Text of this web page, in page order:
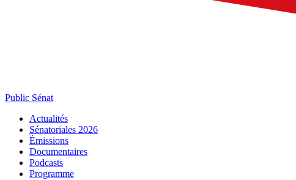
Public Sénat
Actualités
Sénatoriales 2026
Émissions
Documentaires
Podcasts
Programme